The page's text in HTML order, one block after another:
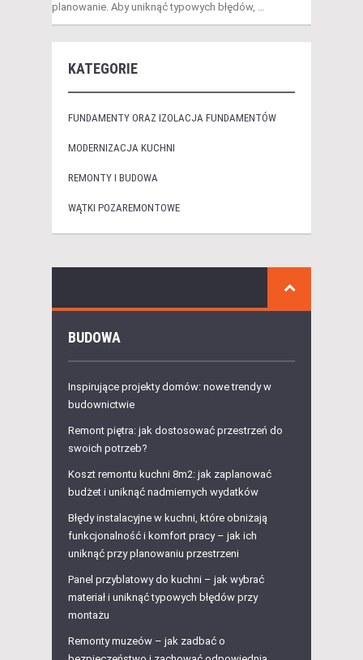
planowanie. Aby uniknąć typowych błędów, …
KATEGORIE
FUNDAMENTY ORAZ IZOLACJA FUNDAMENTÓW
MODERNIZACJA KUCHNI
REMONTY I BUDOWA
WĄTKI POZAREMONTOWE
BUDOWA
Inspirujące projekty domów: nowe trendy w
budownictwie
Remont piętra: jak dostosować przestrzeń do
swoich potrzeb?
Koszt remontu kuchni 8m2: jak zaplanować
budżet i uniknąć nadmiernych wydatków
Błędy instalacyjne w kuchni, które obniżają
funkcjonalność i komfort pracy – jak ich
uniknąć przy planowaniu przestrzeni
Panel przyblatowy do kuchni – jak wybrać
materiał i uniknąć typowych błędów przy
montażu
Remonty muzeów – jak zadbać o